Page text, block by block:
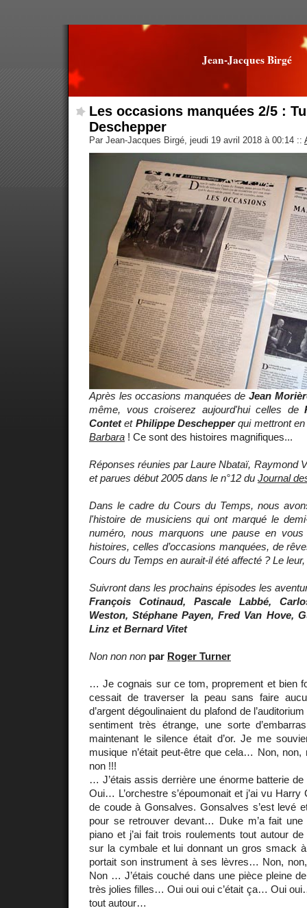
Jean-Jacques Birgé
Les occasions manquées 2/5 :
Deschepper
Par Jean-Jacques Birgé, jeudi 19 avril 2018 à 00:14 ::
Après les occasions manquées de Jean
même, vous croiserez aujourd'hui celles de
Contetet Philippe Deschepperqui mettront
Barbara ! Ce sont des histoires magnifiques...
Réponses réunies par Laure Nbataï, Raymond
et parues début 2005 dans le n°12 du Journal
Dans le cadre du Cours du Temps, nous
l'histoire de musiciens qui ont marqué le
numéro, nous marquons une pause en
histoires, celles d’occasions manquées, de
Cours du Temps en aurait-il été affecté ? Le
Suivront dans les prochains épisodes les
François Cotinaud, Pascale Labbé,
Weston, Stéphane Payen, Fred Van Hove,
Linz et Bernard Vitet
Non non non par Roger Turner
… Je cognais sur ce tom, proprement et bien
cessait de traverser la peau sans faire
d’argent dégoulinaient du plafond de
sentiment très étrange, une sorte
maintenant le silence était d’or. Je me
musique n’était peut-être que cela… Non, non,
non !!!
… J’étais assis derrière une énorme batterie
Oui… L’orchestre s’époumonait et j’ai vu
de coude à Gonsalves. Gonsalves s’est levé
pour se retrouver devant… Duke m’a fait
piano et j’ai fait trois roulements tout autour
sur la cymbale et lui donnant un gros smack à
portait son instrument à ses lèvres… Non,
Non … J’étais couché dans une pièce pleine
très jolies filles… Oui oui oui c’était ça… Oui
tout autour…